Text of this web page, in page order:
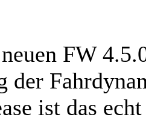
FW
der
ist das